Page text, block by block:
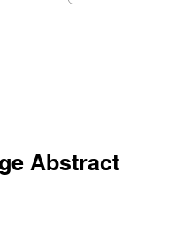
Abstract